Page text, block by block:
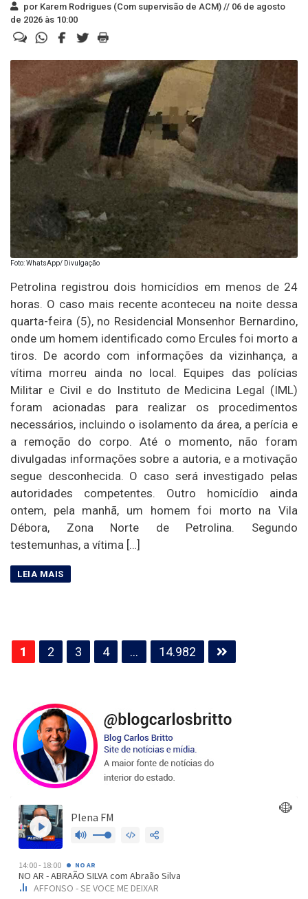
por Karem Rodrigues (Com supervisão de ACM) // 06 de agosto
de 2026 às 10:00
Foto: WhatsApp/ Divulgação
Petrolina registrou dois homicídios em menos de 24
horas. O caso mais recente aconteceu na noite dessa
quarta-feira (5), no Residencial Monsenhor Bernardino,
onde um homem identificado como Ercules foi morto a
tiros. De acordo com informações da vizinhança, a
vítima morreu ainda no local. Equipes das polícias
Militar e Civil e do Instituto de Medicina Legal (IML)
foram acionadas para realizar os procedimentos
necessários, incluindo o isolamento da área, a perícia e
a remoção do corpo. Até o momento, não foram
divulgadas informações sobre a autoria, e a motivação
segue desconhecida. O caso será investigado pelas
autoridades competentes. Outro homicídio ainda
ontem, pela manhã, um homem foi morto na Vila
Débora, Zona Norte de Petrolina. Segundo
testemunhas, a vítima […]
Paginação
de
1 2 3 4 … 14.982